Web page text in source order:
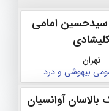
سیدحسین امامی
تهران
بیهوشی و درد
آوانسیان